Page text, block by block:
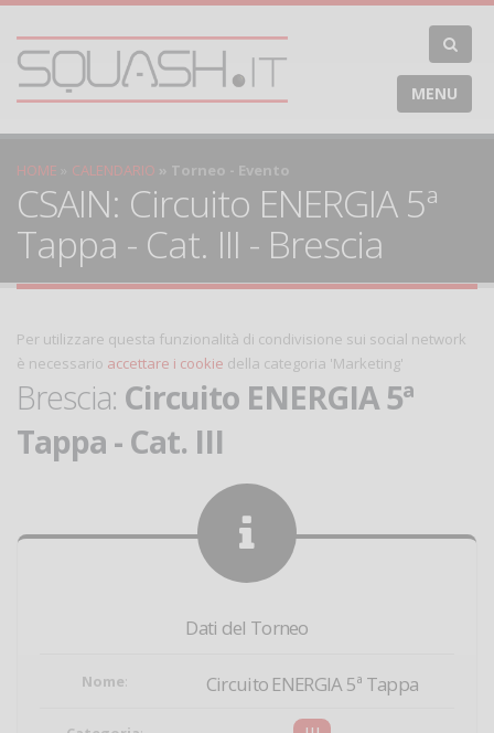
MENU
HOME CALENDARIO Torneo - Evento
CSAIN: Circuito ENERGIA 5ª
Tappa - Cat. III - Brescia
Per utilizzare questa funzionalità di condivisione sui social network
è necessario accettare i cookie della categoria 'Marketing'
Brescia: Circuito ENERGIA 5ª
Tappa - Cat. III
Dati del Torneo
Nome: Circuito ENERGIA 5ª Tappa